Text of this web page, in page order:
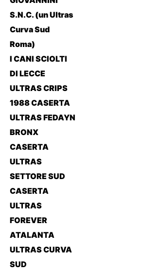
S.N.C. (un Ultras
Curva Sud
Roma)
I CANI SCIOLTI
DI LECCE
ULTRAS CRIPS
1988 CASERTA
ULTRAS FEDAYN
BRONX
CASERTA
ULTRAS
SETTORE SUD
CASERTA
ULTRAS
FOREVER
ATALANTA
ULTRAS CURVA
SUD